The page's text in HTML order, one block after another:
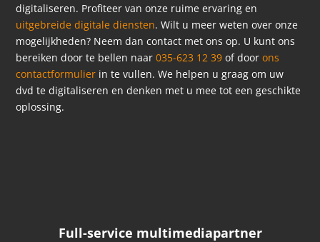
digitaliseren. Profiteer van onze ruime ervaring en
uitgebreide digitale diensten. Wilt u meer weten over onze
mogelijkheden? Neem dan contact met ons op. U kunt ons
bereiken door te bellen naar035-623 12 39 of doorons
contactformulier in te vullen. We helpen u graag om uw
dvd te digitaliseren en denken met u mee tot een geschikte
oplossing.
Full-service multimediapartner